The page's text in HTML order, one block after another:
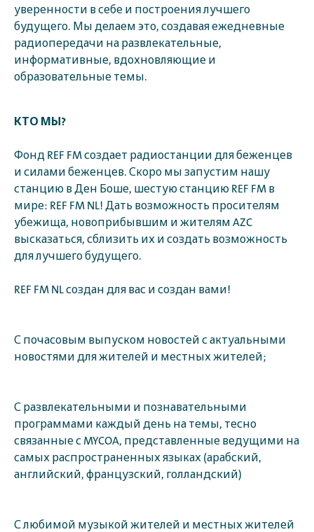
уверенности в себе и построения лучшего
будущего. Мы делаем это, создавая ежедневные
радиопередачи на развлекательные,
информативные, вдохновляющие и
образовательные темы.
КТО МЫ?
Фонд REF FM создает радиостанции для беженцев
и силами беженцев. Скоро мы запустим нашу
станцию в Ден Боше, шестую станцию REF FM в
мире: REF FM NL! Дать возможность просителям
убежища, новоприбывшим и жителям AZC
высказаться, сблизить их и создать возможность
для лучшего будущего.
REF FM NL создан для вас и создан вами!
С почасовым выпуском новостей с актуальными
новостями для жителей и местных жителей;
С развлекательными и познавательными
программами каждый день на темы, тесно
связанные с MYCOA, представленные ведущими на
самых распространенных языках (арабский,
английский, французский, голландский)
С любимой музыкой жителей и местных жителей